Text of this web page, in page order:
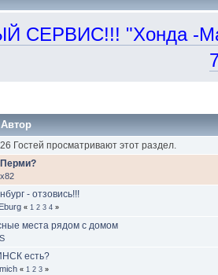
СЕРВИС!!! "Хонда -
Автор
Гостей просматривают этот раздел.
Перми?
- отзовись!!!
« 1 2 3 4»
места рядом с домом
есть?
« 1 2 3»